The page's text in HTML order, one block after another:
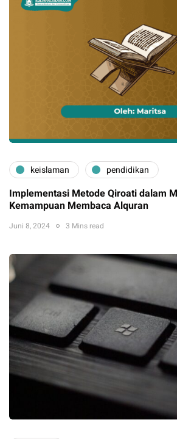
keislaman pendidikan
Implementasi Metode Qiroati dalam
Kemampuan Membaca Alquran
Juni 8, 2024 3 Mins read